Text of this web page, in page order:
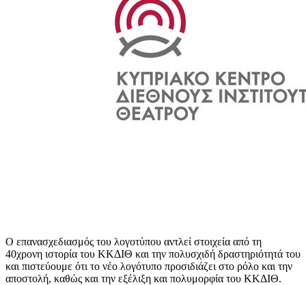
Ο επανασχεδιασμός του λογοτύπου αντλεί στοιχεία από τη
40χρονη ιστορία του ΚΚΔΙΘ και την πολυσχιδή δραστηριότητά του
και πιστεύουμε ότι το νέο λογότυπο προσιδιάζει στο ρόλο και την
αποστολή, καθώς και την εξέλιξη και πολυμορφία του ΚΚΔΙΘ.